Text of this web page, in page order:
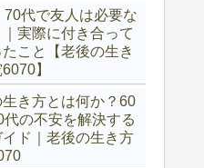
70代で友人は必要な
実際に付き合って
こと【老後の生き
】
き方とは何か？60
代の不安を解決する
ド｜老後の生き方